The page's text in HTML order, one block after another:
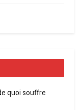
quoi souffre